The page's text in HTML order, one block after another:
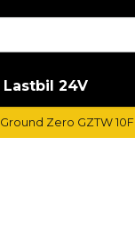
Lastbil 24V
Ground Zero GZTW 10F